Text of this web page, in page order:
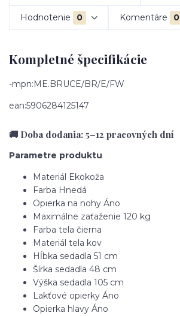
Hodnotenie 0 Komentáre 0
Kompletné špecifikácie
-mpn:ME.BRUCE/BR/E/FW
ean:5906284125147
🚚 Doba dodania: 5–12 pracovných dní
Parametre produktu
Materiál Ekokoža
Farba Hnedá
Opierka na nohy Áno
Maximálne zaťaženie 120 kg
Farba tela čierna
Materiál tela kov
Hĺbka sedadla 51 cm
Šírka sedadla 48 cm
Výška sedadla 105 cm
Lakťové opierky Áno
Opierka hlavy Áno